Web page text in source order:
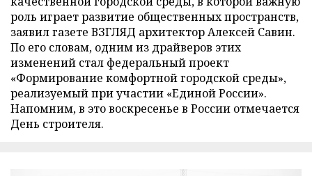
роль играет развитие общественных пространств,
заявил газете ВЗГЛЯД архитектор Алексей Савин.
По его словам, одним из драйверов этих
изменений стал федеральный проект
«Формирование комфортной городской среды»,
реализуемый при участии «Единой России».
Напомним, в это воскресенье в России отмечается
День строителя.